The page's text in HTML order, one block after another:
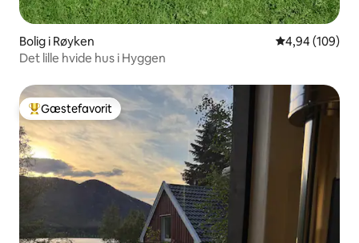
Bolig i Røyken 4,94 ud af 5 i
4,94 (109)
Det lille hvide hus i Hyggen
Bedste gæstefavorit
Gæstefavorit